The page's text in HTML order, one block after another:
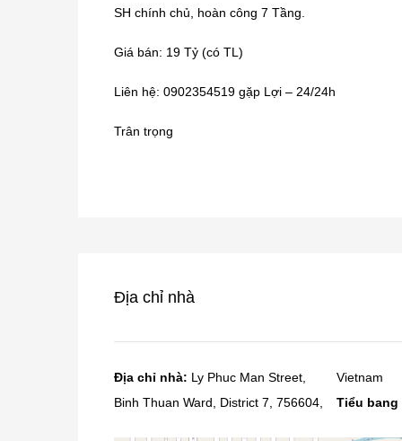
SH chính chủ, hoàn công 7 Tầng.
Giá bán: 19 Tỷ (có TL)
Liên hệ: 0902354519 gặp Lợi – 24/24h
Trân trọng
Địa chỉ nhà
Địa chỉ nhà: Ly Phuc Man Street,
Binh Thuan Ward, District 7, 756604,
Vietnam
Tiểu bang